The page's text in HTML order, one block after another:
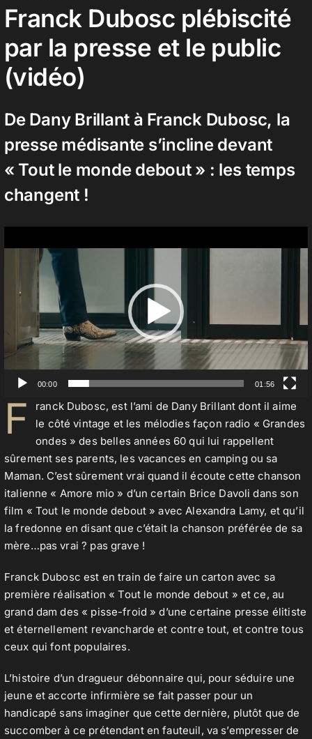
Contact
Franck Dubosc plébiscité
par la presse et le public
(vidéo)
De Dany Brillant à Franck Dubosc, la
presse médisante s’incline devant
« Tout le monde debout » : les temps
changent !
vidéo
00:00 01:56
F
ranck Dubosc, est l’ami de Dany Brillant dont il aime
le côté vintage et les mélodies façon radio « Grandes
ondes » des belles années 60 qui lui rappellent
sûrement ses parents, les vacances en camping ou sa
Maman. C’est sûrement vrai quand il écoute cette chanson
italienne « Amore mio » d’un certain Brice Davoli dans son
film « Tout le monde debout » avec Alexandra Lamy, et qu’il
la fredonne en disant que c’était la chanson préférée de sa
mère…pas vrai ? pas grave !
Franck Dubosc est en train de faire un carton avec sa
première réalisation « Tout le monde debout » et ce, au
grand dam des « pisse-froid » d’une certaine presse élitiste
et éternellement revancharde et contre tout, et contre tous
ceux qui font populaires.
L’histoire d’un dragueur débonnaire qui, pour séduire une
jeune et accorte infirmière se fait passer pour un
handicapé sans imaginer que cette dernière, plutôt que de
succomber à ce prétendant en fauteuil, va s’empresser de